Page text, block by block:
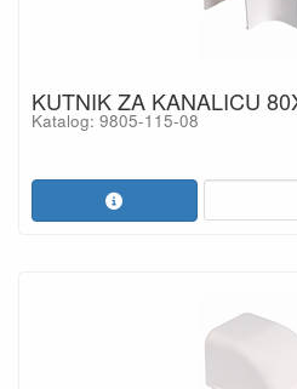
KUTNIK ZA KANALICU
Katalog: 9805-115-08